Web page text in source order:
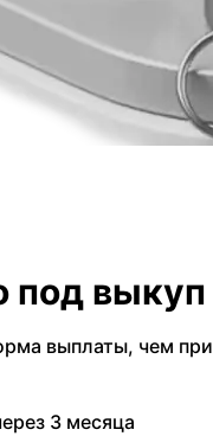
под выкуп
выплаты, чем при
3 месяца